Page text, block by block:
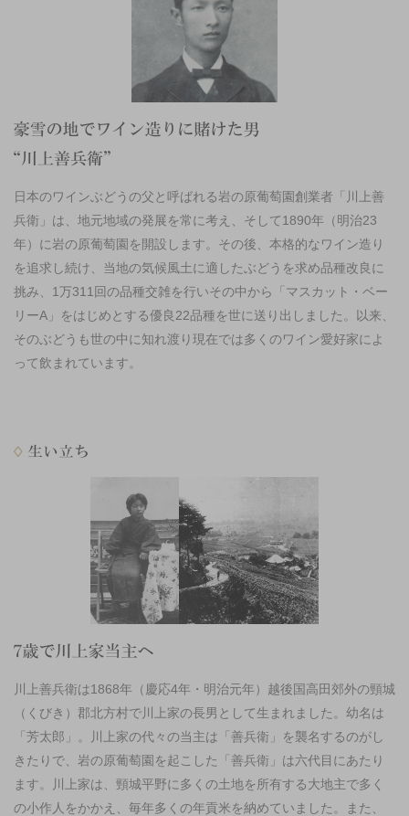
日本のワインぶどうの父と呼ばれる岩の原葡萄園創業者「川上善
兵衛」は、地元地域の発展を常に考え、そして1890年（明治23
年）に岩の原葡萄園を開設します。その後、本格的なワイン造り
を追求し続け、当地の気候風土に適したぶどうを求め品種改良に
挑み、1万311回の品種交雑を行いその中から「マスカット・ベー
リーA」をはじめとする優良22品種を世に送り出しました。以来、
そのぶどうも世の中に知れ渡り現在では多くのワイン愛好家によ
って飲まれています。
川上善兵衛は1868年（慶応4年・明治元年）越後国高田郊外の頸城
（くびき）郡北方村で川上家の長男として生まれました。幼名は
「芳太郎」。川上家の代々の当主は「善兵衛」を襲名するのがし
きたりで、岩の原葡萄園を起こした「善兵衛」は六代目にあたり
ます。川上家は、頸城平野に多くの土地を所有する大地主で多く
の小作人をかかえ、毎年多くの年貢米を納めていました。また、